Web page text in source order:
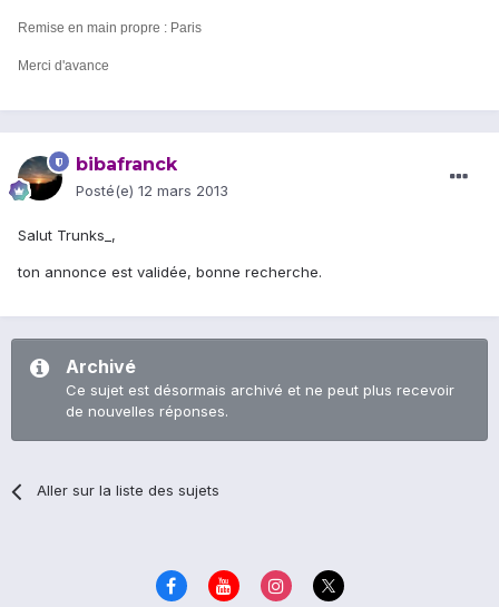
Remise en main propre : Paris
Merci d'avance
bibafranck
Posté(e) 12 mars 2013
Salut Trunks_,
ton annonce est validée, bonne recherche.
Archivé
Ce sujet est désormais archivé et ne peut plus recevoir
de nouvelles réponses.
Aller sur la liste des sujets